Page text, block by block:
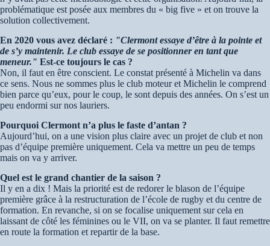
problématique est posée aux membres du « big five » et on trouve la
solution collectivement.
En 2020 vous avez déclaré : "Clermont essaye d’être à la pointe et
de s’y maintenir. Le club essaye de se positionner en tant que
meneur." Est-ce toujours le cas ?
Non, il faut en être conscient. Le constat présenté à Michelin va dans
ce sens. Nous ne sommes plus le club moteur et Michelin le comprend
bien parce qu’eux, pour le coup, le sont depuis des années. On s’est un
peu endormi sur nos lauriers.
Pourquoi Clermont n’a plus le faste d’antan ?
Aujourd’hui, on a une vision plus claire avec un projet de club et non
pas d’équipe première uniquement. Cela va mettre un peu de temps
mais on va y arriver.
Quel est le grand chantier de la saison ?
Il y en a dix ! Mais la priorité est de redorer le blason de l’équipe
première grâce à la restructuration de l’école de rugby et du centre de
formation. En revanche, si on se focalise uniquement sur cela en
laissant de côté les féminines ou le VII, on va se planter. Il faut remettre
en route la formation et repartir de la base.